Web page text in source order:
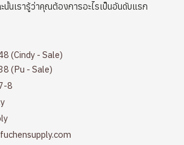
นั้นเรารู้ว่าคุณต้องการอะไรเป็นอันดับแรก
(Cindy - Sale)
(Pu - Sale)
8